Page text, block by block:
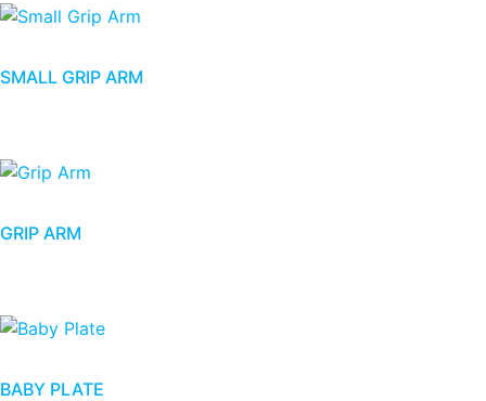
SMALL GRIP ARM
GRIP ARM
BABY PLATE